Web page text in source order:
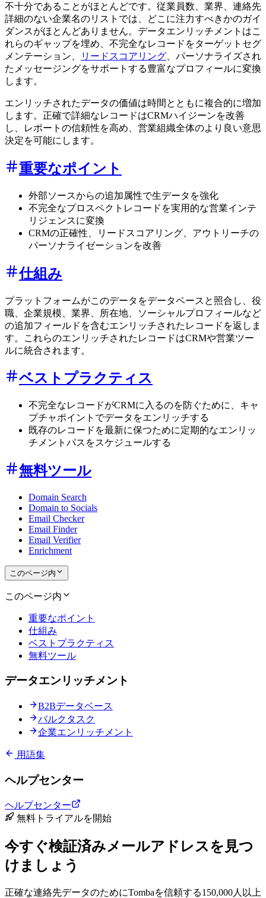
不十分であることがほとんどです。従業員数、業界、連絡先
詳細のない企業名のリストでは、どこに注力すべきかのガイ
ダンスがほとんどありません。データエンリッチメントはこ
れらのギャップを埋め、不完全なレコードをターゲットセグ
メンテーション、
リードスコアリング 、パーソナライズされ
たメッセージングをサポートする豊富なプロフィールに変換
します。
エンリッチされたデータの価値は時間とともに複合的に増加
します。正確で詳細なレコードはCRMハイジーンを改善
し、レポートの信頼性を高め、営業組織全体のより良い意思
決定を可能にします。
重要なポイント
外部ソースからの追加属性で生データを強化
不完全なプロスペクトレコードを実用的な営業インテ
リジェンスに変換
CRMの正確性、リードスコアリング、アウトリーチの
パーソナライゼーションを改善
仕組み
プラットフォームがこのデータをデータベースと照合し、役
職、企業規模、業界、所在地、ソーシャルプロフィールなど
の追加フィールドを含むエンリッチされたレコードを返しま
す。これらのエンリッチされたレコードはCRMや営業ツー
ルに統合されます。
ベストプラクティス
不完全なレコードがCRMに入るのを防ぐために、キャ
プチャポイントでデータをエンリッチする
既存のレコードを最新に保つために定期的なエンリッ
チメントパスをスケジュールする
無料ツール
Domain Search
Domain to Socials
Email Checker
Email Finder
Email Verifier
Enrichment
このページ内
このページ内
重要なポイント
仕組み
ベストプラクティス
無料ツール
データエンリッチメント
B2Bデータベース
バルクタスク
企業エンリッチメント
用語集
ヘルプセンター
ヘルプセンター
無料トライアルを開始
今すぐ検証済みメールアドレスを見つ
けましょう
正確な連絡先データのためにTombaを信頼する150,000人以上